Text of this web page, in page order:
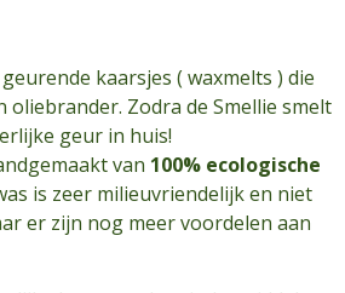
kaarsjes ( waxmelts ) die
oliebrander. Zodra de Smellie smelt
geur in huis!
van 100% ecologische
is zeer milieuvriendelijk en niet
er zijn nog meer voordelen aan